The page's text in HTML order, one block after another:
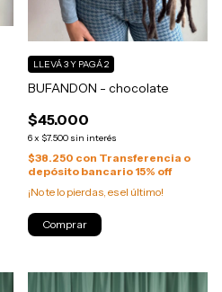
BUFANDON - chocolate
$45.000
6x $7.500 sin interés
LLEVÁ 3 Y PAGÁ 2
$38.250 con Transferencia o
depósito bancario 15% off
¡No te lo pierdas, es el último!